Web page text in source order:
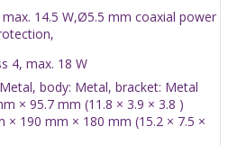
max. 14.5 W,Ø5.5 mm coaxial power
4, max. 18 W
body: Metal, bracket: Metal
× 95.7 mm (11.8 × 3.9 × 3.8 )
× 190 mm × 180 mm (15.2 × 7.5 ×